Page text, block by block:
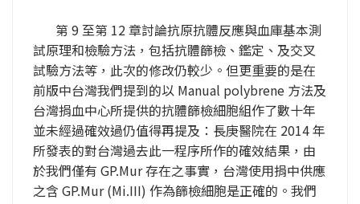
第 9 至第 12 章討論抗原抗體反應與血庫基本測
試原理和檢驗方法，包括抗體篩檢、鑑定、及交叉
試驗方法等，此次的修改仍較少。但更重要的是在
前版中台灣我們提到的以 Manual polybrene 方法及
台灣捐血中心所提供的抗體篩檢細胞組作了數十年
並未經過確效過仍值得再提及：長庚醫院在 2014 年
所發表的對台灣過去此一程序所作的確效結果，由
於我們僅有 GP.Mur 存在之事實，台灣使用捐中供應
之含 GP.Mur (Mi.III) 作為篩檢細胞是正確的。我們